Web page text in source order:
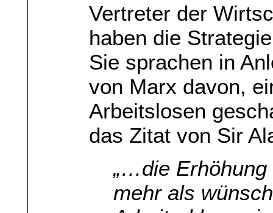
Vertreter der
haben die
Sie sprachen in
von Marx davon,
Arbeitslosen
das Zitat von Sir
„…die
mehr als